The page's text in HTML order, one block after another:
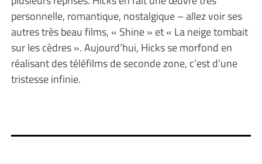
personnelle, romantique, nostalgique – allez voir ses
autres très beau films, « Shine » et « La neige tombait
sur les cèdres ». Aujourd’hui, Hicks se morfond en
réalisant des téléfilms de seconde zone, c’est d’une
tristesse infinie.